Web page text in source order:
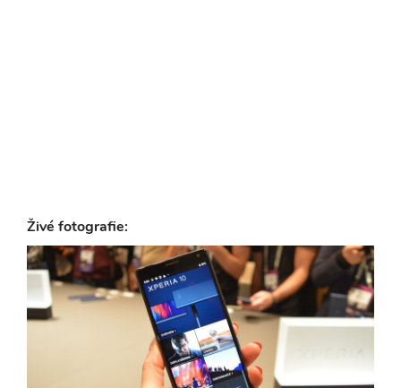
Živé fotografie: